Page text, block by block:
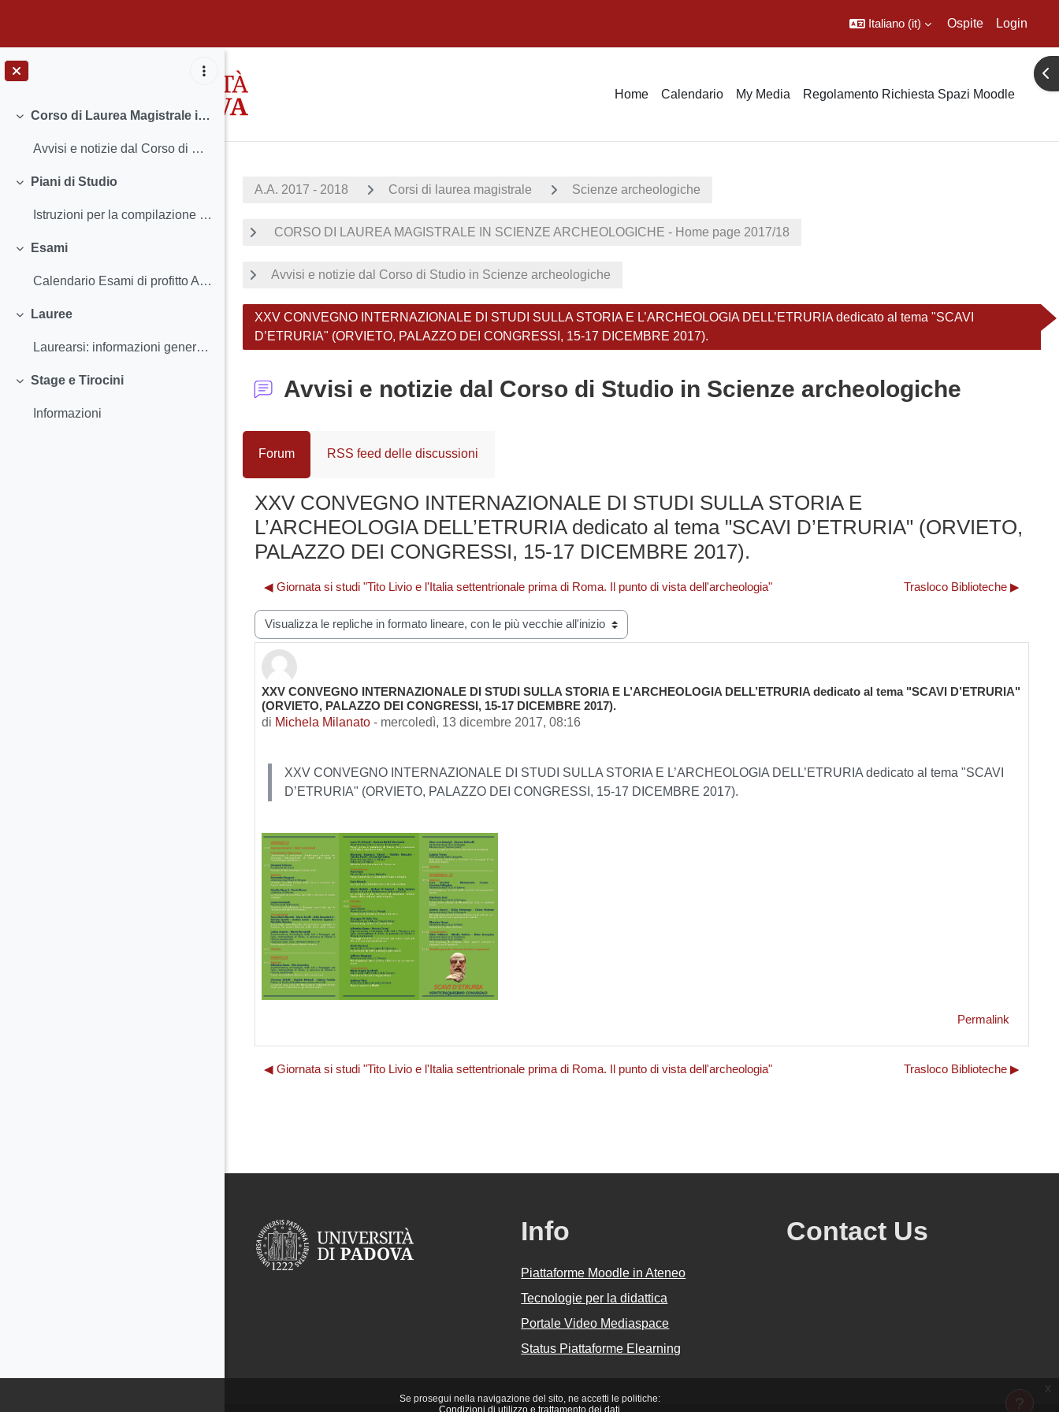
Se prosegui nella navigazione del sito, ne accetti le politiche:
Condizioni di utilizzo e trattamento dei dati
x
Italiano ‎(it)‎ Ospite Login
Home Calendario My Media Regolamento Richiesta Spazi Moodle
Minimizza
Corso di Laurea Magistrale in Scienze Archeologiche
Avvisi e notizie dal Corso di Studio Insegnamenti...
Minimizza
Piani di Studio
Istruzioni per la compilazione e scadenze
Minimizza
Esami
Calendario Esami di profitto Attività Pratiche S...
Minimizza
Lauree
Laurearsi: informazioni generali Frontespizio e c...
Minimizza
Stage e Tirocini
Informazioni
A.A. 2017 - 2018 Corsi di laurea magistrale Scienze archeologiche
CORSO DI LAUREA MAGISTRALE IN SCIENZE ARCHEOLOGICHE - Home page 2017/18
Avvisi e notizie dal Corso di Studio in Scienze archeologiche
XXV CONVEGNO INTERNAZIONALE DI STUDI SULLA STORIA E L’ARCHEOLOGIA DELL’ETRURIA dedicato al tema "SCAVI
D’ETRURIA" (ORVIETO, PALAZZO DEI CONGRESSI, 15-17 DICEMBRE 2017).
Avvisi e notizie dal Corso di Studio in Scienze archeologiche
Forum RSS feed delle discussioni
XXV CONVEGNO INTERNAZIONALE DI STUDI SULLA STORIA E
L’ARCHEOLOGIA DELL’ETRURIA dedicato al tema "SCAVI D’ETRURIA" (ORVIETO,
PALAZZO DEI CONGRESSI, 15-17 DICEMBRE 2017).
◀︎ Giornata si studi "Tito Livio e l'Italia settentrionale prima di Roma. Il punto di vista dell'archeologia" Trasloco Biblioteche ▶︎
Modalità visualizzazione
XXV CONVEGNO INTERNAZIONALE DI STUDI SULLA STORIA E L’ARCHEOLOGIA DELL’ETRURIA dedicato al tema "SCAVI D’ETRURIA"
(ORVIETO, PALAZZO DEI CONGRESSI, 15-17 DICEMBRE 2017).
di Michela Milanato - mercoledì, 13 dicembre 2017, 08:16
Numero di risposte: 0
XXV CONVEGNO INTERNAZIONALE DI STUDI SULLA STORIA E L’ARCHEOLOGIA DELL’ETRURIA dedicato al tema "SCAVI
D’ETRURIA" (ORVIETO, PALAZZO DEI CONGRESSI, 15-17 DICEMBRE 2017).
Permalink
◀︎ Giornata si studi "Tito Livio e l'Italia settentrionale prima di Roma. Il punto di vista dell'archeologia" Trasloco Biblioteche ▶︎
Info
Piattaforme Moodle in Ateneo
Tecnologie per la didattica
Portale Video Mediaspace
Status Piattaforme Elearning
Contact Us